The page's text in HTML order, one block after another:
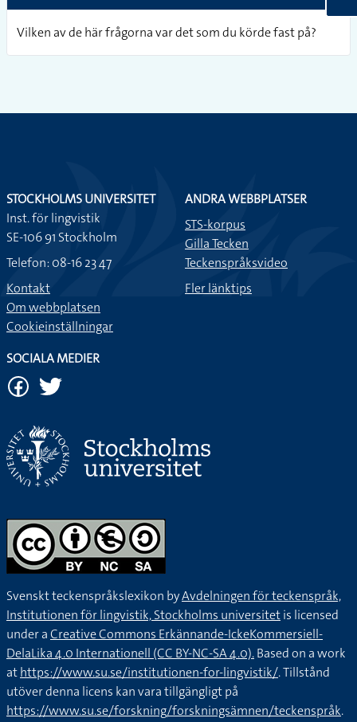
Vilken av de här frågorna var det som du körde fast på?
STOCKHOLMS UNIVERSITET
Inst. för lingvistik
SE-106 91 Stockholm
Telefon: 08-16 23 47
Kontakt
Om webbplatsen
Cookieinställningar
ANDRA WEBBPLATSER
STS-korpus
Gilla Tecken
Teckenspråksvideo
Fler länktips
SOCIALA MEDIER
Svenskt teckenspråkslexikon byAvdelningen för teckenspråk,
Institutionen för lingvistik, Stockholms universitetis licensed
under aCreative Commons Erkännande-IckeKommersiell-
DelaLika 4.0 Internationell (CC BY-NC-SA 4.0).Based on a work
athttps://www.su.se/institutionen-for-lingvistik/. Tillstånd
utöver denna licens kan vara tillgängligt på
https://www.su.se/forskning/forskningsämnen/teckenspråk.